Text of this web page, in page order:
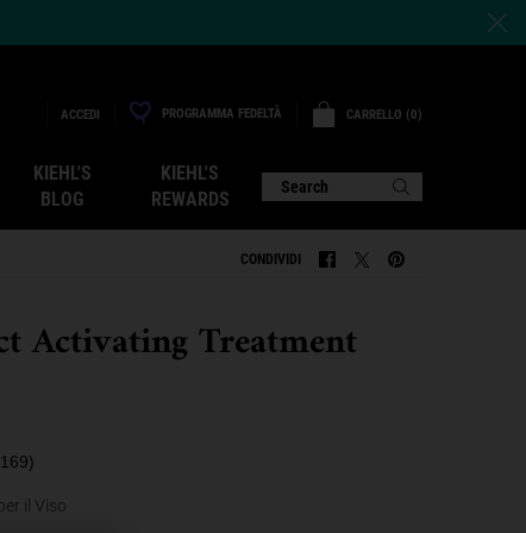
ACCEDI PROGRAMMA FEDELTÀ CARRELLO 0
0 PRODOTTO
KIEHL'S
BLOG
KIEHL'S
REWARDS
Search
CONDIVIDI CONDIVIDI FACEBOOK
CONDIVIDI TWITTER
CONDIVIDI
Activating Treatment
il Viso